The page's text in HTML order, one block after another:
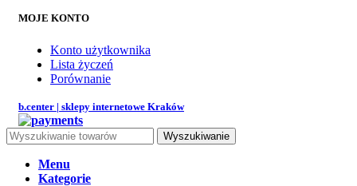
MOJE KONTO
Konto użytkownika
Lista życzeń
Porównanie
b.center | sklepy internetowe Kraków
Wyszukiwanie
Menu
Kategorie